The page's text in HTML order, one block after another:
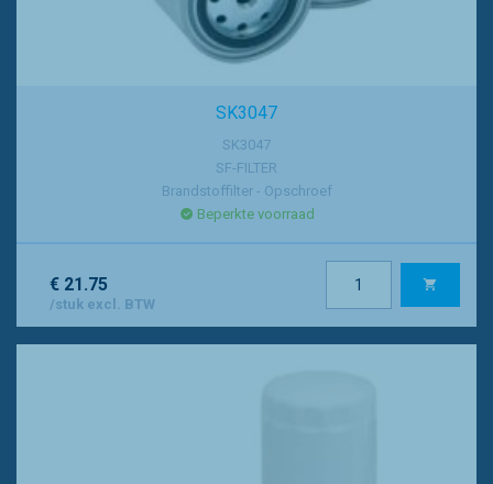
SK3047
SK3047
SF-FILTER
Brandstoffilter - Opschroef
Beperkte voorraad
€ 21.75
/stuk excl. BTW